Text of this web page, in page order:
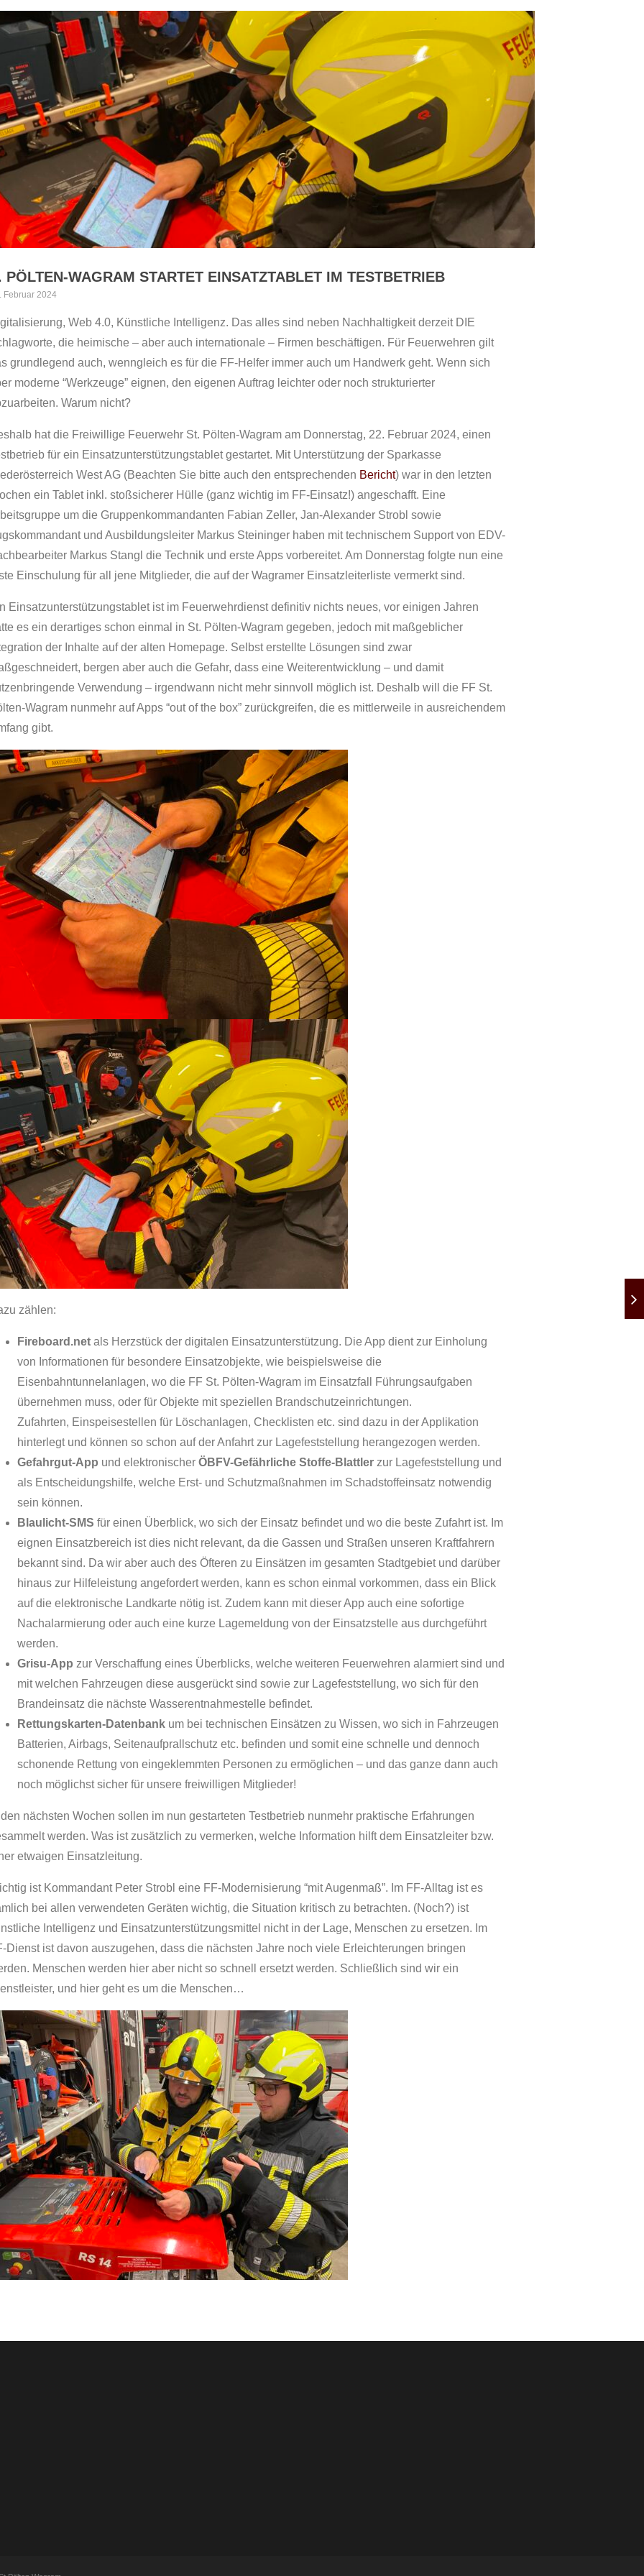
PÖLTEN-WAGRAM STARTET EINSATZTABLET IM TESTBETRIEB
Februar 2024
Web 4.0, Künstliche Intelligenz. Das alles sind neben Nachhaltigkeit derzeit DIE
die heimische – aber auch internationale – Firmen beschäftigen. Für Feuerwehren gilt
grundlegend auch, wenngleich es für die FF-Helfer immer auch um Handwerk geht. Wenn sich
moderne “Werkzeuge” eignen, den eigenen Auftrag leichter oder noch strukturierter
Warum nicht?
hat die Freiwillige Feuerwehr St. Pölten-Wagram am Donnerstag, 22. Februar 2024, einen
für ein Einsatzunterstützungstablet gestartet. Mit Unterstützung der Sparkasse
West AG (Beachten Sie bitte auch den entsprechenden Bericht) war in den letzten
ein Tablet inkl. stoßsicherer Hülle (ganz wichtig im FF-Einsatz!) angeschafft. Eine
um die Gruppenkommandanten Fabian Zeller, Jan-Alexander Strobl sowie
und Ausbildungsleiter Markus Steininger haben mit technischem Support von EDV-
Markus Stangl die Technik und erste Apps vorbereitet. Am Donnerstag folgte nun eine
Einschulung für all jene Mitglieder, die auf der Wagramer Einsatzleiterliste vermerkt sind.
Einsatzunterstützungstablet ist im Feuerwehrdienst definitiv nichts neues, vor einigen Jahren
es ein derartiges schon einmal in St. Pölten-Wagram gegeben, jedoch mit maßgeblicher
der Inhalte auf der alten Homepage. Selbst erstellte Lösungen sind zwar
bergen aber auch die Gefahr, dass eine Weiterentwicklung – und damit
Verwendung – irgendwann nicht mehr sinnvoll möglich ist. Deshalb will die FF St.
Wagram nunmehr auf Apps “out of the box” zurückgreifen, die es mittlerweile in ausreichendem
gibt.
zählen:
Fireboard.net als Herzstück der digitalen Einsatzunterstützung. Die App dient zur Einholung
von Informationen für besondere Einsatzobjekte, wie beispielsweise die
Eisenbahntunnelanlagen, wo die FF St. Pölten-Wagram im Einsatzfall Führungsaufgaben
übernehmen muss, oder für Objekte mit speziellen Brandschutzeinrichtungen.
Zufahrten, Einspeisestellen für Löschanlagen, Checklisten etc. sind dazu in der Applikation
hinterlegt und können so schon auf der Anfahrt zur Lagefeststellung herangezogen werden.
Gefahrgut-App und elektronischer ÖBFV-Gefährliche Stoffe-Blattler zur Lagefeststellung und
als Entscheidungshilfe, welche Erst- und Schutzmaßnahmen im Schadstoffeinsatz notwendig
sein können.
Blaulicht-SMS für einen Überblick, wo sich der Einsatz befindet und wo die beste Zufahrt ist. Im
eignen Einsatzbereich ist dies nicht relevant, da die Gassen und Straßen unseren Kraftfahrern
bekannt sind. Da wir aber auch des Öfteren zu Einsätzen im gesamten Stadtgebiet und darüber
hinaus zur Hilfeleistung angefordert werden, kann es schon einmal vorkommen, dass ein Blick
auf die elektronische Landkarte nötig ist. Zudem kann mit dieser App auch eine sofortige
Nachalarmierung oder auch eine kurze Lagemeldung von der Einsatzstelle aus durchgeführt
werden.
Grisu-App zur Verschaffung eines Überblicks, welche weiteren Feuerwehren alarmiert sind und
mit welchen Fahrzeugen diese ausgerückt sind sowie zur Lagefeststellung, wo sich für den
Brandeinsatz die nächste Wasserentnahmestelle befindet.
Rettungskarten-Datenbank um bei technischen Einsätzen zu Wissen, wo sich in Fahrzeugen
Batterien, Airbags, Seitenaufprallschutz etc. befinden und somit eine schnelle und dennoch
schonende Rettung von eingeklemmten Personen zu ermöglichen – und das ganze dann auch
noch möglichst sicher für unsere freiwilligen Mitglieder!
nächsten Wochen sollen im nun gestarteten Testbetrieb nunmehr praktische Erfahrungen
werden. Was ist zusätzlich zu vermerken, welche Information hilft dem Einsatzleiter bzw.
etwaigen Einsatzleitung.
ist Kommandant Peter Strobl eine FF-Modernisierung “mit Augenmaß”. Im FF-Alltag ist es
bei allen verwendeten Geräten wichtig, die Situation kritisch zu betrachten. (Noch?) ist
Intelligenz und Einsatzunterstützungsmittel nicht in der Lage, Menschen zu ersetzen. Im
Dienst ist davon auszugehen, dass die nächsten Jahre noch viele Erleichterungen bringen
Menschen werden hier aber nicht so schnell ersetzt werden. Schließlich sind wir ein
und hier geht es um die Menschen…